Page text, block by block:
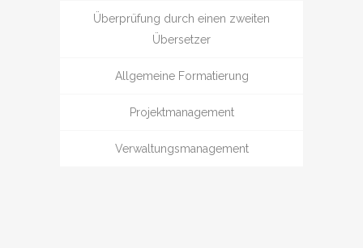
Überprüfung durch einen zweiten
Übersetzer
Allgemeine Formatierung
Projektmanagement
Verwaltungsmanagement